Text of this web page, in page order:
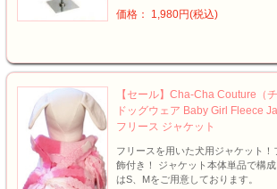
価格： 1,980円(税込)
【セール】Cha-Cha Couture（
ドッグウェア Baby Girl Fleece
フリース ジャケット
フリースを用いた犬用ジャケット！
飾付き！ ジャケット本体単品で構
はS、Mをご用意しております。